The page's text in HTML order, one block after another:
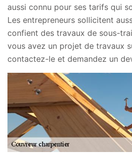
aussi connu pour ses tarifs qui
Les entrepreneurs sollicitent
confient des travaux de sous-
vous avez un projet de travaux
contactez-le et demandez un